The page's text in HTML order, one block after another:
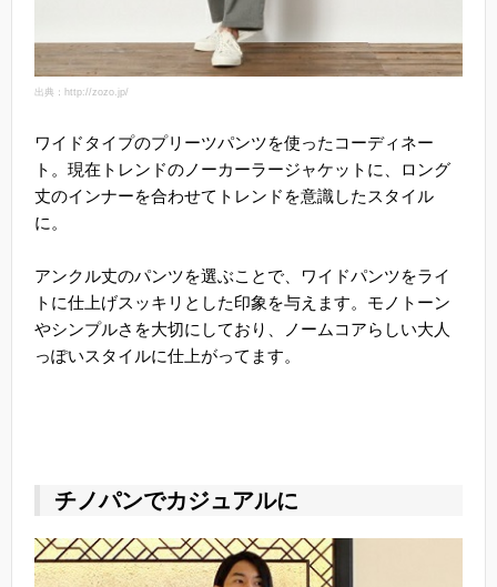
出典：http://zozo.jp/
ワイドタイプのプリーツパンツを使ったコーディネー
ト。現在トレンドのノーカーラージャケットに、ロング
丈のインナーを合わせてトレンドを意識したスタイル
に。
アンクル丈のパンツを選ぶことで、ワイドパンツをライ
トに仕上げスッキリとした印象を与えます。モノトーン
やシンプルさを大切にしており、ノームコアらしい大人
っぽいスタイルに仕上がってます。
チノパンでカジュアルに